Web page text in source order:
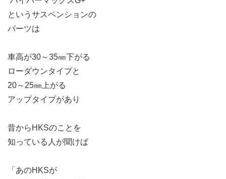
というサスペンションの
パーツは
車高が30～35㎜下がる
ローダウンタイプと
20～25㎜上がる
アップタイプがあり
昔からHKSのことを
知っている人が聞けば
「あのHKSが